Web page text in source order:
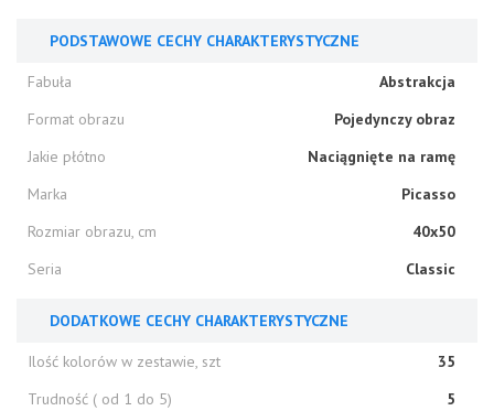
PODSTAWOWE CECHY CHARAKTERYSTYCZNE
Fabuła
Abstrakcja
Format obrazu
Pojedynczy obraz
Jakie płótno
Naciągnięte na ramę
Marka
Picasso
Rozmiar obrazu, cm
40x50
Seria
Classic
DODATKOWE CECHY CHARAKTERYSTYCZNE
Ilość kolorów w zestawie, szt
35
Trudność ( od 1 do 5)
5